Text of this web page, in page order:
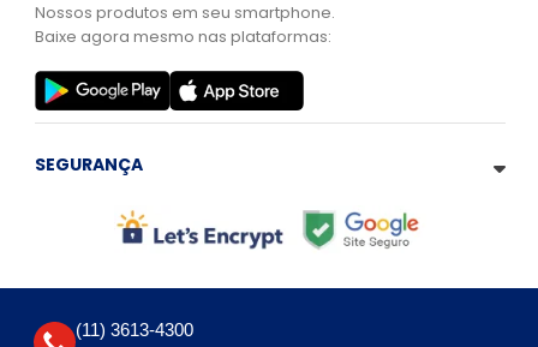
Nossos produtos em seu smartphone.
Baixe agora mesmo nas plataformas:
SEGURANÇA
(11) 3613-4300